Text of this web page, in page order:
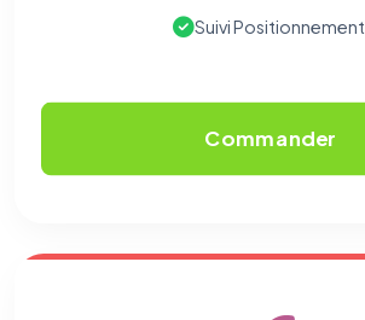
Suivi Positionnement
Commander